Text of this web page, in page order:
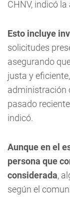
CHNV, indicó
Esto incluye
solicitudes
asegurando
justa y
administración
pasado
indicó.
Aunque en el
persona que
considerada,
según el